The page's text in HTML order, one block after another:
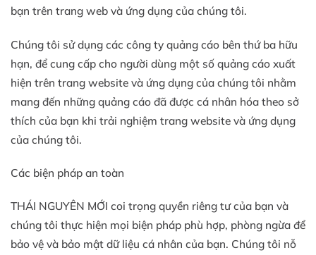
bạn trên trang web và ứng dụng của chúng tôi.
Chúng tôi sử dụng các công ty quảng cáo bên thứ ba hữu
hạn, để cung cấp cho người dùng một số quảng cáo xuất
hiện trên trang website và ứng dụng của chúng tôi nhằm
mang đến những quảng cáo đã được cá nhân hóa theo sở
thích của bạn khi trải nghiệm trang website và ứng dụng
của chúng tôi.
Các biện pháp an toàn
THÁI NGUYÊN MỚI coi trọng quyền riêng tư của bạn và
chúng tôi thực hiện mọi biện pháp phù hợp, phòng ngừa để
bảo vệ và bảo mật dữ liệu cá nhân của bạn. Chúng tôi nỗ